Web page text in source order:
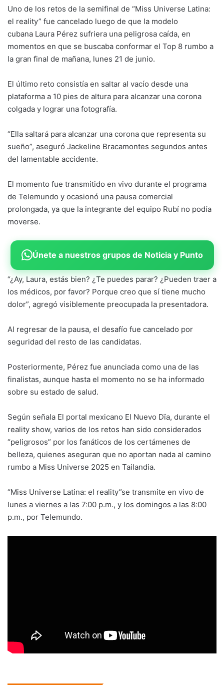
Uno de los retos de la semifinal de “Miss Universe Latina:
el reality” fue cancelado luego de que la modelo
cubana Laura Pérez sufriera una peligrosa caída, en
momentos en que se buscaba conformar el Top 8 rumbo a
la gran final de mañana, lunes 21 de junio.
El último reto consistía en saltar al vacío desde una
plataforma a 10 pies de altura para alcanzar una corona
colgada y lograr una fotografía.
“Ella saltará para alcanzar una corona que representa su
sueño”, aseguró Jackeline Bracamontes segundos antes
del lamentable accidente.
El momento fue transmitido en vivo durante el programa
de Telemundo y ocasionó una pausa comercial
prolongada, ya que la integrante del equipo Rubí no podía
moverse.
Únete a nuestros grupos de Noticia y Punto
“¿Ay, Laura, estás bien? ¿Te puedes parar? ¿Pueden traer a
los médicos, por favor? Porque creo que sí tiene mucho
dolor”, agregó visiblemente preocupada la presentadora.
Al regresar de la pausa, el desafío fue cancelado por
seguridad del resto de las candidatas.
Posteriormente, Pérez fue anunciada como una de las
finalistas, aunque hasta el momento no se ha informado
sobre su estado de salud.
Según señala El portal mexicano El Nuevo Dïa, durante el
reality show, varios de los retos han sido considerados
“peligrosos” por los fanáticos de los certámenes de
belleza, quienes aseguran que no aportan nada al camino
rumbo a Miss Universe 2025 en Tailandia.
“Miss Universe Latina: el reality”se transmite en vivo de
lunes a viernes a las 7:00 p.m., y los domingos a las 8:00
p.m., por Telemundo.